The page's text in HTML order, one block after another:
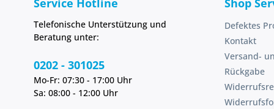
Service Hotline
Telefonische Unterstützung und
Beratung unter:
0202 - 301025
Mo-Fr: 07:30 - 17:00 Uhr
Sa: 08:00 - 12:00 Uhr
Shop
Defektes
Kontakt
Versand-
Rückgabe